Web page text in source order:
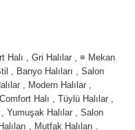
Halı ,Gri Halılar ,≡ Mekan
, Banyo Halıları ,Salon
, Modern Halılar ,
Comfort Halı ,Tüylü Halılar ,
,Yumuşak Halılar ,Salon
, Mutfak Halıları ,